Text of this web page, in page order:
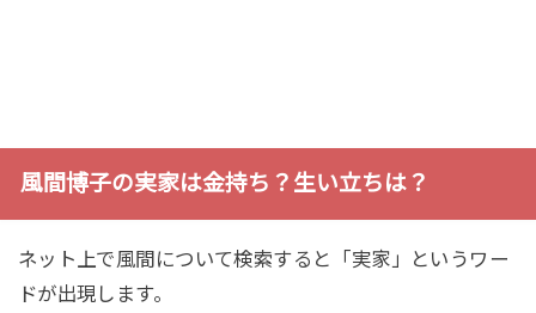
風間博子の実家は金持ち？生い立ちは？
ネット上で風間について検索すると「実家」というワー
ドが出現します。